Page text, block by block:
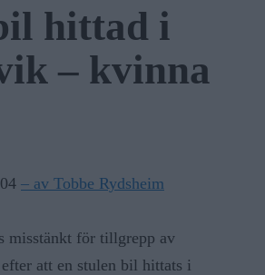
hittad i
– kvinna
– av Tobbe Rydsheim
misstänkt för tillgrepp av
att en stulen bil hittats i